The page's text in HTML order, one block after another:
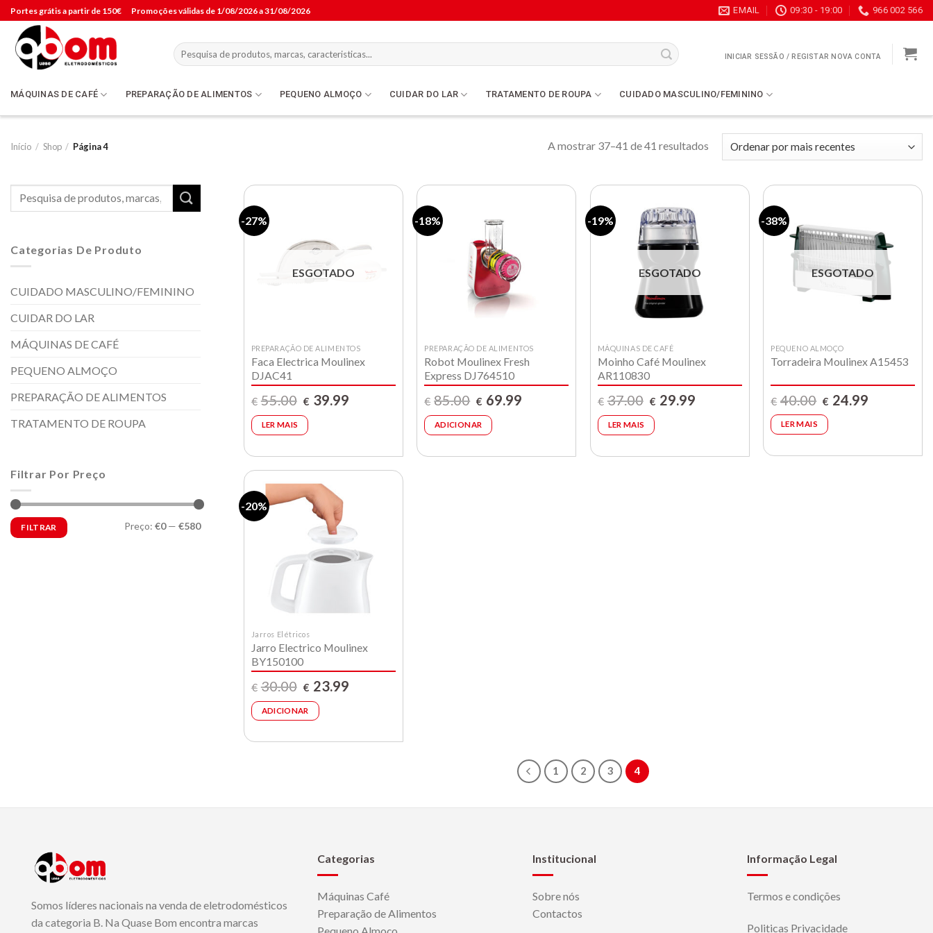
Skip
to
content
Portes grátis a partir de 150€ Promoções válidas de 1/08/2026 a 31/08/2026 EMAIL 09:30 - 19:00 966 002 566
Pesquisar
por:
INICIAR SESSÃO / REGISTAR NOVA CONTA
MÁQUINAS DE CAFÉ PREPARAÇÃO DE ALIMENTOS PEQUENO ALMOÇO CUIDAR DO LAR TRATAMENTO DE ROUPA CUIDADO MASCULINO/FEMININO
Início / Shop / Página 4 A mostrar 37–41 de 41 resultados
Pesquisar
Categorias De Produto
CUIDADO MASCULINO/FEMININO
CUIDAR DO LAR
MÁQUINAS DE CAFÉ
PEQUENO ALMOÇO
PREPARAÇÃO DE ALIMENTOS
TRATAMENTO DE ROUPA
Filtrar Por Preço
Preço
mínimo
Preço
máximo
FILTRAR Preço: €0— €580
-27%
ESGOTADO
PREPARAÇÃO DE ALIMENTOS
Faca Electrica Moulinex
DJAC41
€ 55.00 O
preço
original
era:
€55.00.
€ 39.99O
LER MAIS
-18%
PREPARAÇÃO DE ALIMENTOS
Robot Moulinex Fresh
Express DJ764510
€ 85.00 O
preço
original
era:
€85.00.
€ 69.99
ADICIONAR
-19%
ESGOTADO
MÁQUINAS DE CAFÉ
Moinho Café Moulinex
AR110830
€ 37.00 O
preço
original
era:
€37.00.
€ 29.99O
LER MAIS
-38%
Lista de
compras
ESGOTADO
PEQUENO ALMOÇO
Torradeira Moulinex A15453
€ 40.00 O
preço
original
era:
€40.00.
€ 24.99
LER MAIS
-20%
compras
Jarros Elétricos
Jarro Electrico Moulinex
BY150100
€ 30.00
O
preço
original
era:
€30.00.
€ 23.99O
ADICIONAR
1 2 3 4
Somos líderes nacionais na venda de eletrodomésticos
da categoria B. Na Quase Bom encontra marcas
Categorias
Máquinas Café
Preparação de Alimentos
Institucional
Sobre nós
Contactos
Informação Legal
Termos e condições
Politicas Privacidade